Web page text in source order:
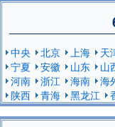
中央 北京 上海 天
宁夏
安徽 山东 山
河南
浙江 海南 海
陕西
青海 黑龙江